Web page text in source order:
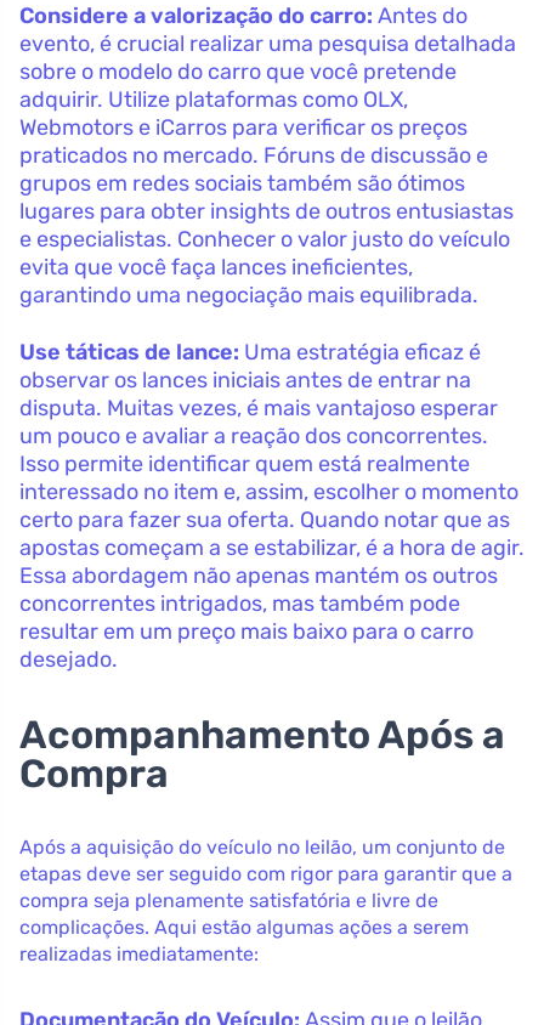
Considere a valorização do carro: Antes do
evento, é crucial realizar uma pesquisa detalhada
sobre o modelo do carro que você pretende
adquirir. Utilize plataformas como OLX,
Webmotors e iCarros para verificar os preços
praticados no mercado. Fóruns de discussão e
grupos em redes sociais também são ótimos
lugares para obter insights de outros entusiastas
e especialistas. Conhecer o valor justo do veículo
evita que você faça lances ineficientes,
garantindo uma negociação mais equilibrada.
Use táticas de lance: Uma estratégia eficaz é
observar os lances iniciais antes de entrar na
disputa. Muitas vezes, é mais vantajoso esperar
um pouco e avaliar a reação dos concorrentes.
Isso permite identificar quem está realmente
interessado no item e, assim, escolher o momento
certo para fazer sua oferta. Quando notar que as
apostas começam a se estabilizar, é a hora de agir.
Essa abordagem não apenas mantém os outros
concorrentes intrigados, mas também pode
resultar em um preço mais baixo para o carro
desejado.
Acompanhamento Após a
Compra
Após a aquisição do veículo no leilão, um conjunto de
etapas deve ser seguido com rigor para garantir que a
compra seja plenamente satisfatória e livre de
complicações. Aqui estão algumas ações a serem
realizadas imediatamente: